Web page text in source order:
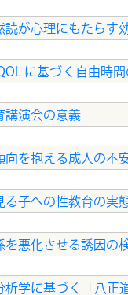
読が心理にもたらす
に基づく自由時
講演会の意義
向を抱える成人の不
る子への性教育の実
を悪化させる誘因の
析学に基づく「八正